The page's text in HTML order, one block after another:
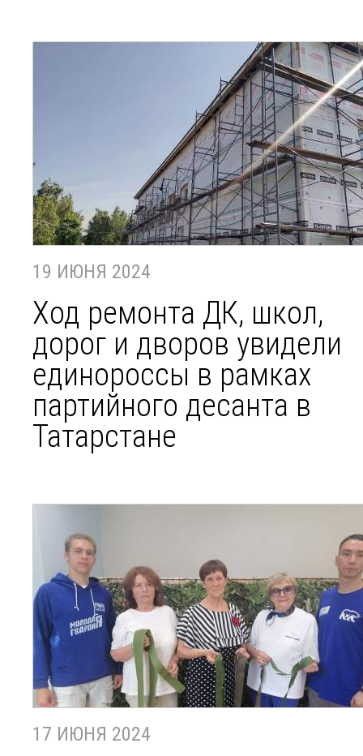
19 ИЮНЯ 2024
Ход ремонта ДК, школ,
дорог и дворов увидели
единороссы в рамках
партийного десанта в
Татарстане
17 ИЮНЯ 2024